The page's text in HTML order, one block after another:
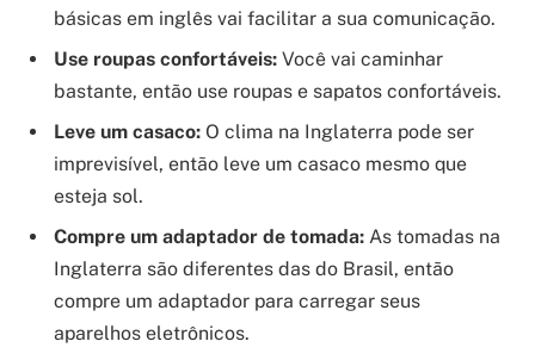
básicas em inglês vai facilitar a sua comunicação.
Use roupas confortáveis: Você vai caminhar
bastante, então use roupas e sapatos confortáveis.
Leve um casaco: O clima na Inglaterra pode ser
imprevisível, então leve um casaco mesmo que
esteja sol.
Compre um adaptador de tomada: As tomadas na
Inglaterra são diferentes das do Brasil, então
compre um adaptador para carregar seus
aparelhos eletrônicos.